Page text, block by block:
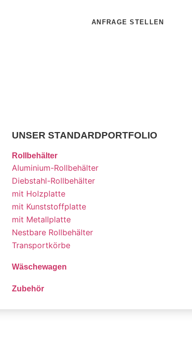
ANFRAGE STELLEN
UNSER STANDARDPORTFOLIO
Rollbehälter
Aluminium-Rollbehälter
Diebstahl-Rollbehälter
mit Holzplatte
mit Kunststoffplatte
mit Metallplatte
Nestbare Rollbehälter
Transportkörbe
Wäschewagen
Zubehör